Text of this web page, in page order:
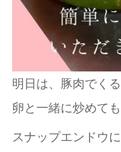
明日は、豚肉でく
卵と一緒に炒めて
スナップエンドウ